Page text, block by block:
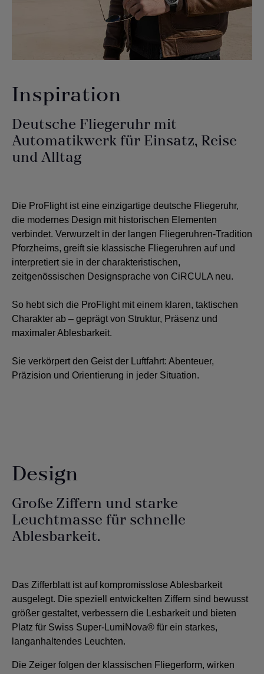
Inspiration
Deutsche Fliegeruhr mit
Automatikwerk für Einsatz, Reise
und Alltag
Die ProFlight ist eine einzigartige deutsche Fliegeruhr,
die modernes Design mit historischen Elementen
verbindet. Verwurzelt in der langen Fliegeruhren-Tradition
Pforzheims, greift sie klassische Fliegeruhren auf und
interpretiert sie in der charakteristischen,
zeitgenössischen Designsprache von CiRCULA neu.
So hebt sich die ProFlight mit einem klaren, taktischen
Charakter ab – geprägt von Struktur, Präsenz und
maximaler Ablesbarkeit.
Sie verkörpert den Geist der Luftfahrt: Abenteuer,
Präzision und Orientierung in jeder Situation.
Design
Große Ziffern und starke
Leuchtmasse für schnelle
Ablesbarkeit.
Das Zifferblatt ist auf kompromisslose Ablesbarkeit
ausgelegt. Die speziell entwickelten Ziffern sind bewusst
größer gestaltet, verbessern die Lesbarkeit und bieten
Platz für Swiss Super-LumiNova® für ein starkes,
langanhaltendes Leuchten.
Die Zeiger folgen der klassischen Fliegerform, wirken